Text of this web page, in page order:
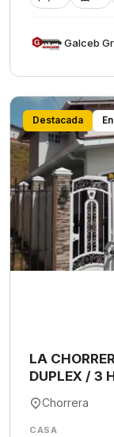
Destacada
LA
DUPLEX / 3
Chorrera
CASA